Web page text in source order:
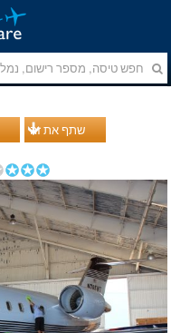
שתף את זה